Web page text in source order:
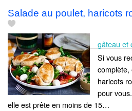
Salade au poulet, haricots
gâteau et
Si vous
complète,
haricots
pour
elle est prête en moins de 15…